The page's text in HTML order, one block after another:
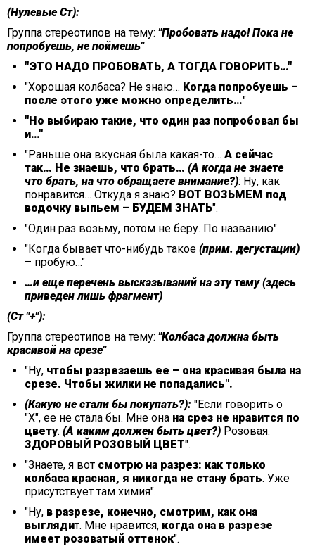
(Нулевые Ст):
Группа стереотипов на тему: "Пробовать надо! Пока не
попробуешь, не поймешь"
"ЭТО НАДО ПРОБОВАТЬ, А ТОГДА ГОВОРИТЬ…"
"Хорошая колбаса? Не знаю… Когда попробуешь –
после этого уже можно определить…"
"Но выбираю такие, что один раз попробовал бы
и…"
"Раньше она вкусная была какая-то… А сейчас
так… Не знаешь, что брать… (А когда не знаете
что брать, на что обращаете внимание?): Ну, как
понравится… Откуда я знаю? ВОТ ВОЗЬМЕМ под
водочку выпьем – БУДЕМ ЗНАТЬ".
"Один раз возьму, потом не беру. По названию".
"Когда бывает что-нибудь такое (прим. дегустации)
– пробую…"
…и еще перечень высказываний на эту тему (здесь
приведен лишь фрагмент)
(Ст "+"):
Группа стереотипов на тему: "Колбаса должна быть
красивой на срезе"
"Ну, чтобы разрезаешь ее – она красивая была на
срезе. Чтобы жилки не попадались".
(Какую не стали бы покупать?): "Если говорить о
"Х", ее не стала бы. Мне она на срез не нравится по
цвету. (А каким должен быть цвет?) Розовая.
ЗДОРОВЫЙ РОЗОВЫЙ ЦВЕТ".
"Знаете, я вот смотрю на разрез: как только
колбаса красная, я никогда не стану брать. Уже
присутствует там химия".
"Ну, в разрезе, конечно, смотрим, как она
выглядит. Мне нравится, когда она в разрезе
имеет розоватый оттенок".